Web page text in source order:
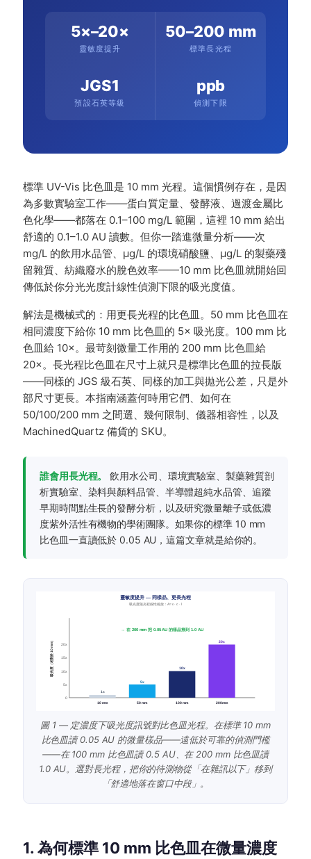
5×–20×
靈敏度提升
50–200 mm
標準長光程
JGS1
預設石英等級
ppb
偵測下限
標準 UV-Vis 比色皿是 10 mm 光程。這個慣例存在，是因
為多數實驗室工作——蛋白質定量、發酵液、過渡金屬比
色化學——都落在 0.1–100 mg/L 範圍，這裡 10 mm 給出
舒適的 0.1–1.0 AU 讀數。但你一踏進微量分析——次
mg/L 的飲用水品管、µg/L 的環境硝酸鹽、µg/L 的製藥殘
留雜質、紡織廢水的脫色效率——10 mm 比色皿就開始回
傳低於你分光光度計線性偵測下限的吸光度值。
解法是機械式的：用更長光程的比色皿。50 mm 比色皿在
相同濃度下給你 10 mm 比色皿的 5× 吸光度。100 mm 比
色皿給 10×。最苛刻微量工作用的 200 mm 比色皿給
20×。長光程比色皿在尺寸上就只是標準比色皿的拉長版
——同樣的 JGS 級石英、同樣的加工與拋光公差，只是外
部尺寸更長。本指南涵蓋何時用它們、如何在
50/100/200 mm 之間選、幾何限制、儀器相容性，以及
MachinedQuartz 備貨的 SKU。
誰會用長光程。
飲用水公司、環境實驗室、製藥雜質剖
析實驗室、染料與顏料品管、半導體超純水品管、追蹤
早期時間點生長的發酵分析，以及研究微量離子或低濃
度紫外活性有機物的學術團隊。如果你的標準 10 mm
比色皿一直讀低於 0.05 AU，這篇文章就是給你的。
靈敏度提升 — 同樣品、更長光程
吸光度隨光程線性縮放：A = ε · c · l
0
5x
10x
15x
20x
吸光度（相對於 10 mm）
1x
10 mm
5x
50 mm
10x
100 mm
20x
200 mm
→ 在 200 mm 把 0.05 AU 的樣品推到 1.0 AU
圖 1 — 定濃度下吸光度訊號對比色皿光程。在標準 10 mm
比色皿讀 0.05 AU 的微量樣品——遠低於可靠的偵測門檻
——在 100 mm 比色皿讀 0.5 AU、在 200 mm 比色皿讀
1.0 AU。選對長光程，把你的待測物從「在雜訊以下」移到
「舒適地落在窗口中段」。
1. 為何標準 10 mm 比色皿在微量濃度